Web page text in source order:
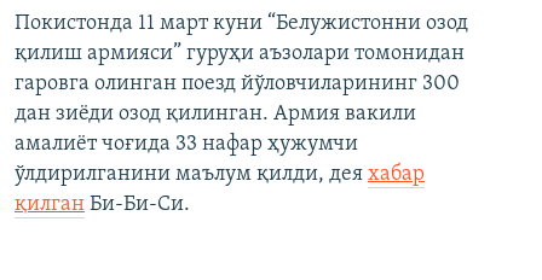
Покистонда 11 март куни “Белужистонни озод
қилиш армияси” гуруҳи аъзолари томонидан
гаровга олинган поезд йўловчиларининг 300
дан зиёди озод қилинган. Армия вакили
амалиёт чоғида 33 нафар ҳужумчи
ўлдирилганини маълум қилди, дея хабар
қилган Би-Би-Си.